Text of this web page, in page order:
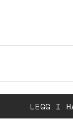
LEGG I